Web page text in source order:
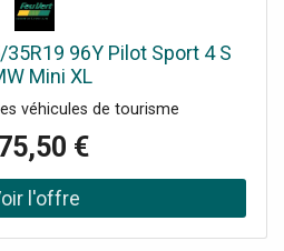
96Y Pilot Sport 4 S
Mini XL
véhicules de tourisme
€